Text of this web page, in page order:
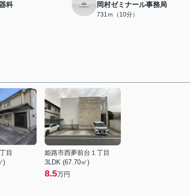
科 岡村ゼミナール事務局
731ｍ（10分）
目
)
姫路市西夢前台１丁目
3LDK (67.70㎡)
8.5万円